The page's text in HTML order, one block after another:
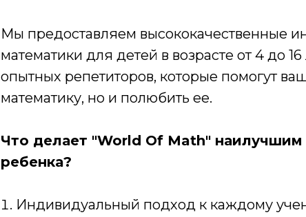
Мы предоставляем высококачественные
математики для детей в возрасте от 4 до
опытных репетиторов, которые помогут
математику, но и полюбить ее.
Что делает "World Of Math"
ребенка?
Индивидуальный подход к каждому